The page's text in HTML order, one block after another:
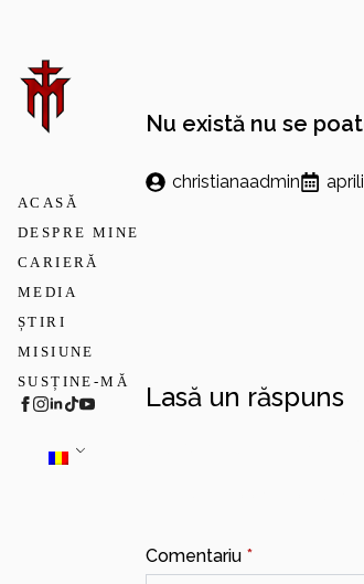
ACASĂ
DESPRE MINE
CARIERĂ
MEDIA
ȘTIRI
MISIUNE
SUSȚINE-MĂ
Nu există nu se
christianaadmin
Lasă un răspuns
Comentariu *